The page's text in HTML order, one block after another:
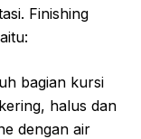
Finishing
bagian kursi
halus dan
dengan air